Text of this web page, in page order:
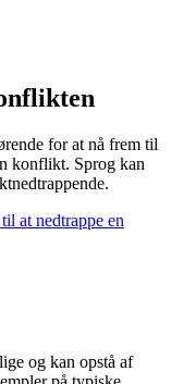
for at nå frem til
konflikt. Sprog kan
at nedtrappe en
og kan opstå af